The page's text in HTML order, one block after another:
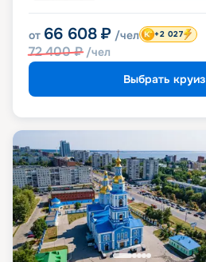
от 66 608 ₽ /чел
72 400₽ /чел
+2 027
Выбрать круиз